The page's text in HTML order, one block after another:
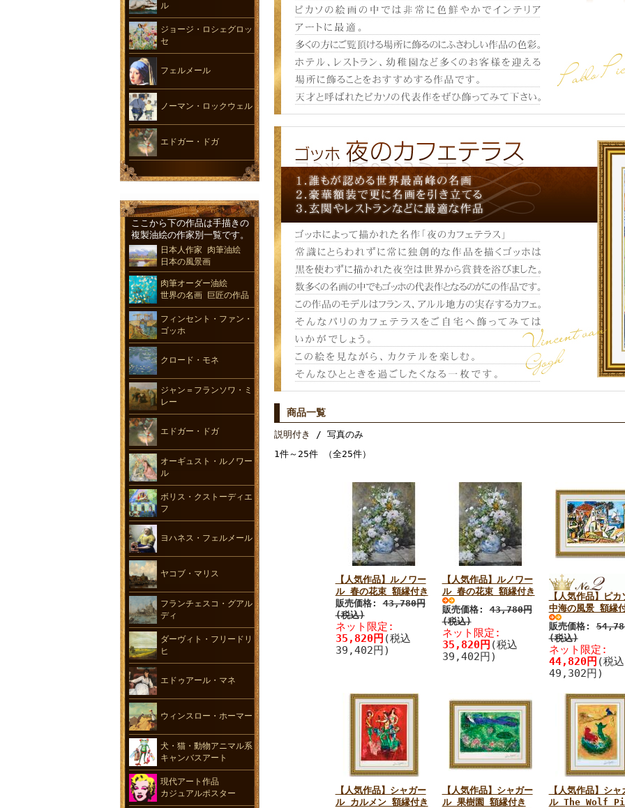
ル
ジョージ・ロシェグロッ
セ
フェルメール
ノーマン・ロックウェル
エドガー・ドガ
ここから下の作品は手描きの
複製油絵の作家別一覧です。
日本人作家 肉筆油絵
日本の風景画
肉筆オーダー油絵
世界の名画 巨匠の作品
フィンセント・ファン・
ゴッホ
クロード・モネ
ジャン＝フランソワ・ミ
レー
エドガー・ドガ
オーギュスト・ルノワー
ル
ボリス・クストーディエ
フ
ヨハネス・フェルメール
ヤコブ・マリス
フランチェスコ・グアル
ディ
ダーヴィト・フリードリ
ヒ
エドゥアール・マネ
ウィンスロー・ホーマー
犬・猫・動物アニマル系
キャンバスアート
現代アート作品
カジュアルポスター
商品一覧
説明付き
/ 写真のみ
1件～25件 （全25件）
【人気作品】ルノワー
ル 春の花束 額縁付き
販売価格:43,780円
(税込)
ネット限定:
35,820円 (税込
39,402円)
【人気作品】ルノワー
ル 春の花束 額縁付き
販売価格:43,780円
(税込)
ネット限定:
35,820円 (税込
39,402円)
【人気作品】ピ
中海の風景 額縁
販売価格:
(税込)
ネット限定:
44,820円 (税込
49,302円)
【人気作品】シャガー
ル カルメン 額縁付き
【人気作品】シャガー
ル 果樹園 額縁付き
【人気作品】シャ
ル The Wolf